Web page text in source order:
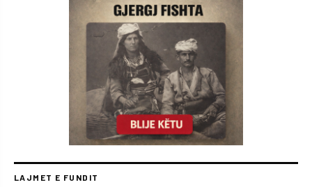
LAJMET E FUNDIT